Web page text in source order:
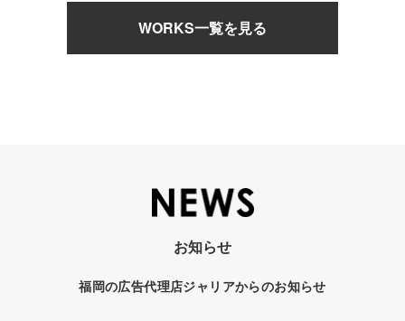
WORKS一覧を見る
お知らせ
福岡の広告代理店ジャリアからのお知らせ